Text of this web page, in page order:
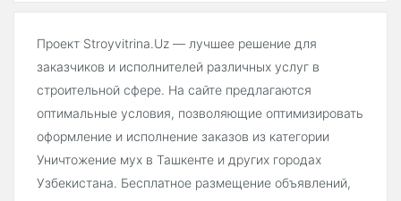
Проект Stroyvitrina.Uz — лучшее решение для
заказчиков и исполнителей различных услуг в
строительной сфере. На сайте предлагаются
оптимальные условия, позволяющие оптимизировать
оформление и исполнение заказов из категории
Уничтожение мух в Ташкенте и других городах
Узбекистана. Бесплатное размещение объявлений,